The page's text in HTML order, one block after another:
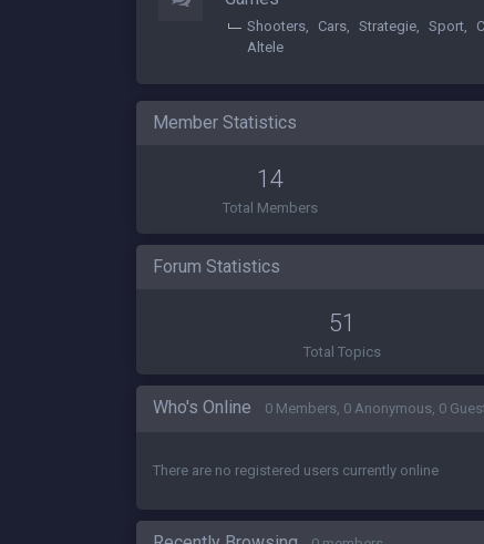
Shooters Cars Strategie Sport
Altele
Member Statistics
14
Total Members
Forum Statistics
51
Total Topics
Who's Online 0 Members, 0 Anonymous, 0
There are no registered users currently online